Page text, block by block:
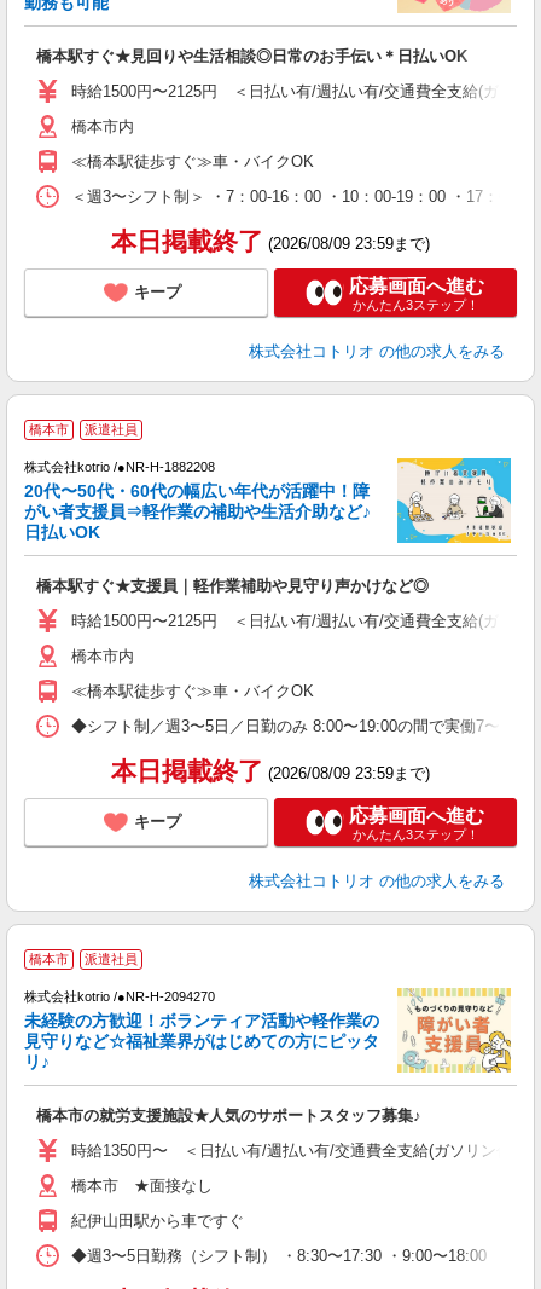
橋本駅すぐ★見回りや生活相談◎日常のお手伝い＊日払いOK
時給1500円〜2125円 ＜日払い有/週払い有/交通費全支給(ガソリ
橋本市内
≪橋本駅徒歩すぐ≫車・バイクOK
＜週3〜シフト制＞ ・7：00-16：00 ・10：00-19：00 ・17：
本日掲載終了 (2026/08/09 23:59まで)
キープ 応募画面へ進む
かんたん3ステップ！
株式会社コトリオ の他の求人をみる
橋本市 派遣社員
株式会社kotrio /●NR-H-1882208
20代〜50代・60代の幅広い年代が活躍中！障
がい者支援員⇒軽作業の補助や生活介助など♪
日払いOK
橋本駅すぐ★支援員｜軽作業補助や見守り声かけなど◎
時給1500円〜2125円 ＜日払い有/週払い有/交通費全支給(ガソリ
橋本市内
≪橋本駅徒歩すぐ≫車・バイクOK
◆シフト制／週3〜5日／日勤のみ 8:00〜19:00の間で実働7〜8h
本日掲載終了 (2026/08/09 23:59まで)
キープ 応募画面へ進む
かんたん3ステップ！
株式会社コトリオ の他の求人をみる
橋本市 派遣社員
株式会社kotrio /●NR-H-2094270
未経験の方歓迎！ボランティア活動や軽作業の
見守りなど☆福祉業界がはじめての方にピッタ
リ♪
橋本市の就労支援施設★人気のサポートスタッフ募集♪
時給1350円〜 ＜日払い有/週払い有/交通費全支給(ガソリン代含
橋本市 ★面接なし
紀伊山田駅から車ですぐ
◆週3〜5日勤務（シフト制） ・8:30〜17:30 ・9:00〜18:00 ※休